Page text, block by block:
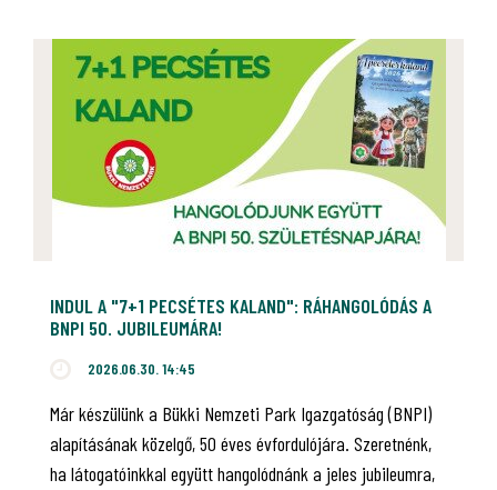
INDUL A "7+1 PECSÉTES KALAND": RÁHANGOLÓDÁS A
BNPI 50. JUBILEUMÁRA!
2026.06.30. 14:45
Már készülünk a Bükki Nemzeti Park Igazgatóság (BNPI)
alapításának közelgő, 50 éves évfordulójára. Szeretnénk,
ha látogatóinkkal együtt hangolódnánk a jeles jubileumra,